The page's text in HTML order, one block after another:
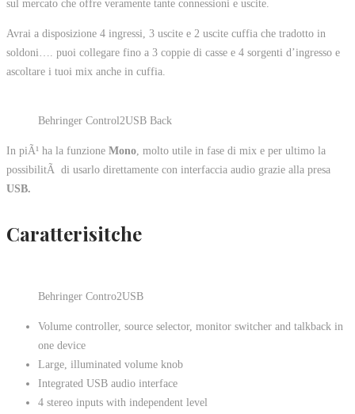
sul mercato che offre veramente tante connessioni e uscite.
Avrai a disposizione 4 ingressi, 3 uscite e 2 uscite cuffia che tradotto in
soldoni…. puoi collegare fino a 3 coppie di casse e 4 sorgenti d’ingresso e
ascoltare i tuoi mix anche in cuffia.
Behringer Control2USB Back
In piÃ¹ ha la funzione Mono , molto utile in fase di mix e per ultimo la
possibilitÃ di usarlo direttamente con interfaccia audio grazie alla presa
USB.
Caratterisitche
Behringer Contro2USB
Volume controller, source selector, monitor switcher and talkback in
one device
Large, illuminated volume knob
Integrated USB audio interface
4 stereo inputs with independent level